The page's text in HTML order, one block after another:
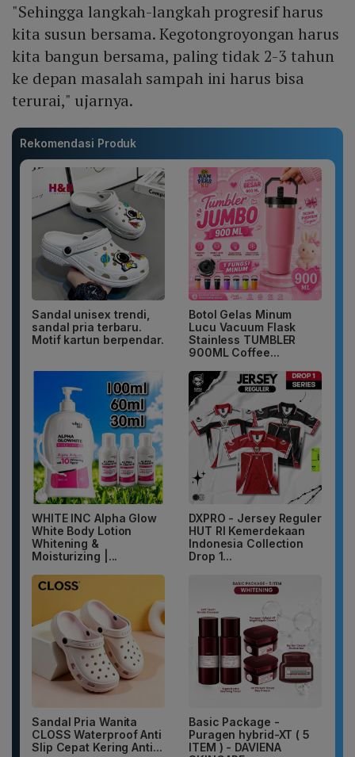
"Sehingga langkah-langkah progresif harus
kita susun bersama. Kegotongroyongan harus
kita bangun bersama, paling tidak 2-3 tahun
ke depan masalah sampah ini harus bisa
terurai," ujarnya.
Rekomendasi Produk
Sandal unisex trendi,
sandal pria terbaru.
Motif kartun berpendar.
Botol Gelas Minum
Lucu Vacuum Flask
Stainless TUMBLER
900ML Coffee...
WHITE INC Alpha Glow
White Body Lotion
Whitening &
Moisturizing |...
DXPRO - Jersey Reguler
HUT RI Kemerdekaan
Indonesia Collection
Drop 1...
Sandal Pria Wanita
CLOSS Waterproof Anti
Slip Cepat Kering Anti...
Basic Package -
Puragen hybrid-XT ( 5
ITEM ) - DAVIENA